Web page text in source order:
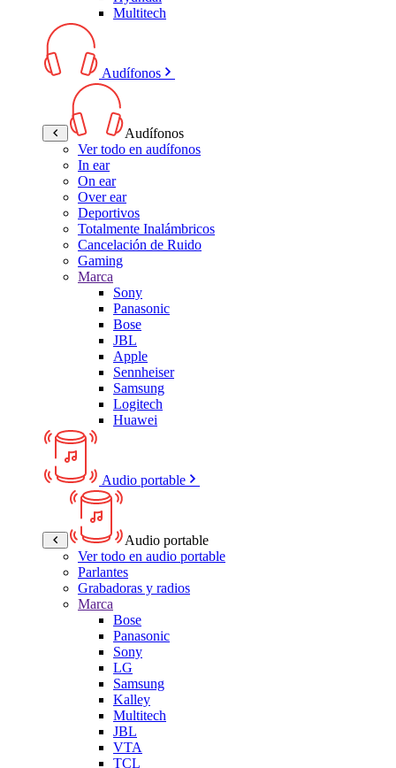
Multitech
Audífonos
Audífonos
Ver todo en audífonos
In ear
On ear
Over ear
Deportivos
Totalmente Inalámbricos
Cancelación de Ruido
Gaming
Marca
Sony
Panasonic
Bose
JBL
Apple
Sennheiser
Samsung
Logitech
Huawei
Audio portable
Audio portable
Ver todo en audio portable
Parlantes
Grabadoras y radios
Marca
Bose
Panasonic
Sony
LG
Samsung
Kalley
Multitech
JBL
VTA
TCL